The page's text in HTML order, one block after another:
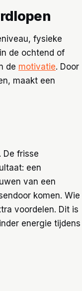
fysieke
de ochtend of
de motivatie. Door
maakt een
De frisse
een
van een
komen. Wie
voordelen. Dit is
energie tijdens